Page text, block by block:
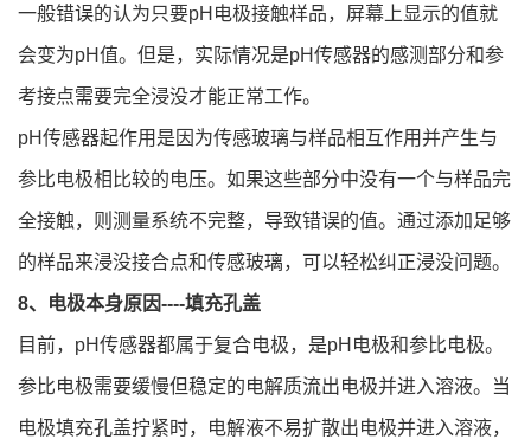
一般错误的认为只要pH电极接触样品，屏幕上显示的值就
会变为pH值。但是，实际情况是pH传感器的感测部分和参
考接点需要完全浸没才能正常工作。
pH传感器起作用是因为传感玻璃与样品相互作用并产生与
参比电极相比较的电压。如果这些部分中没有一个与样品完
全接触，则测量系统不完整，导致错误的值。通过添加足够
的样品来浸没接合点和传感玻璃，可以轻松纠正浸没问题。
8、电极本身原因----填充孔盖
目前，pH传感器都属于复合电极，是pH电极和参比电极。
参比电极需要缓慢但稳定的电解质流出电极并进入溶液。当
电极填充孔盖拧紧时，电解液不易扩散出电极并进入溶液，